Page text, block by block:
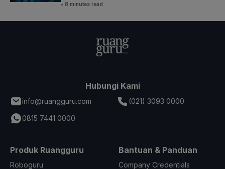
• 8 minutes read
Hubungi Kami
info@ruangguru.com
(021) 3093 0000
0815 7441 0000
Produk Ruangguru
Roboguru
Bantuan & Panduan
Company Credentials